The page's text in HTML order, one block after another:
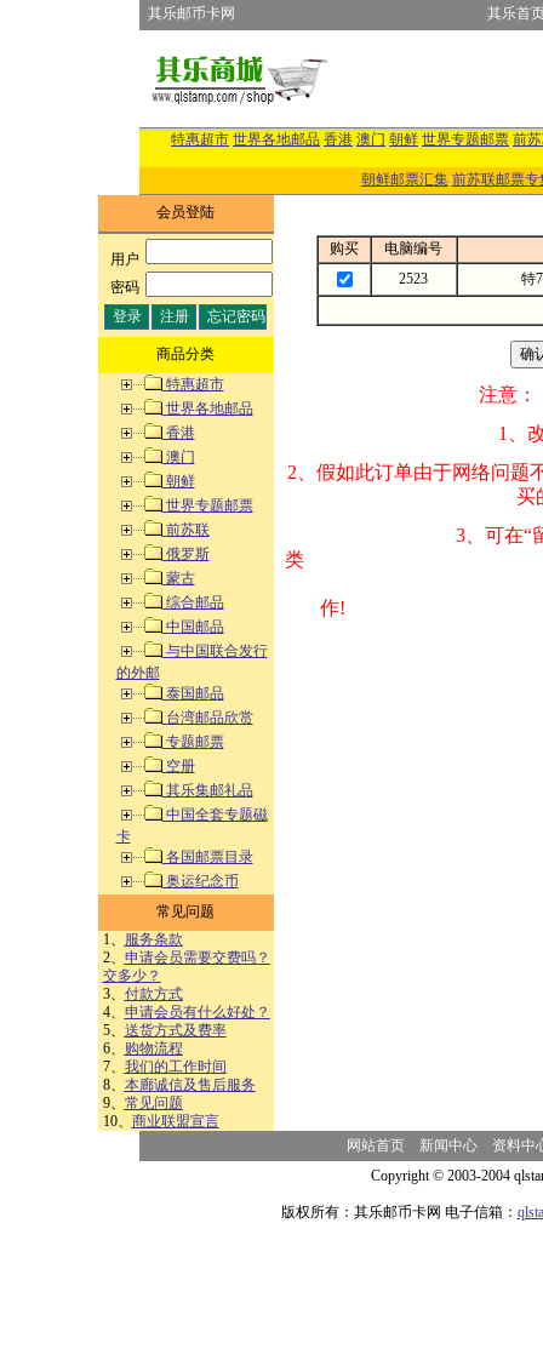
其乐邮币卡网 其乐首
特惠超市 世界各地邮品 香港 澳门 朝鲜 世界专题邮票 前
朝鲜邮票汇集 前苏联邮票专
会员登陆
用户:
密码:
商品分类
特惠超市
世界各地邮品
香港
澳门
朝鲜
世界专题邮票
前苏联
俄罗斯
蒙古
综合邮品
中国邮品
与中国联合发行
的外邮
泰国邮品
台湾邮品欣赏
专题邮票
空册
其乐集邮礼品
中国全套专题磁
卡
各国邮票目录
奥运纪念币
常见问题
1、
服务条款
2、 申请会员需要交费吗？
交多少？
3、 付款方式
4、 申请会员有什么好处？
5、 送货方式及费率
6、
购物流程
7、 我们的工作时间
8、 本廊诚信及售后服务
9、 常见问题
10、 商业联盟宣言
购买
电脑编号
2523
特
注意：
1、改变商品数量
2、假如此订单由
买的邮品的“
3、可在“
类 方式告之
作!
网站首页 新闻中心
资料中
Copyright © 2003-2004
版权所有：其乐邮币卡网 电子信箱：